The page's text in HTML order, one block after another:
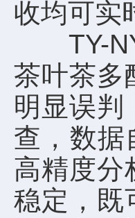
收均可实
TY-
茶叶茶多
明显误判
查，数据
高精度分
稳定，既